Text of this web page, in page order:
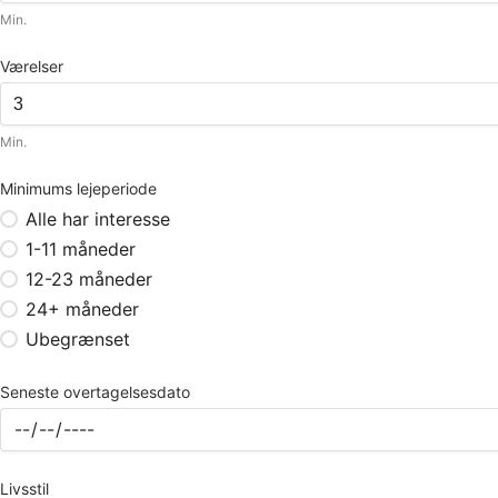
Min.
Værelser
Min.
Minimums lejeperiode
Alle har interesse
1-11 måneder
12-23 måneder
24+ måneder
Ubegrænset
Seneste overtagelsesdato
Livsstil